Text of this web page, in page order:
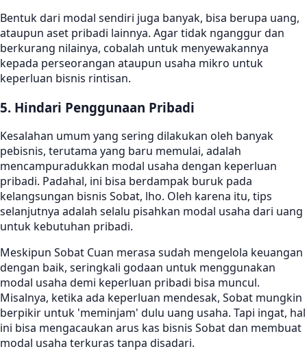
Bentuk dari modal sendiri juga banyak, bisa berupa uang,
ataupun aset pribadi lainnya. Agar tidak nganggur dan
berkurang nilainya, cobalah untuk menyewakannya
kepada perseorangan ataupun usaha mikro untuk
keperluan bisnis rintisan.
5. Hindari Penggunaan Pribadi
Kesalahan umum yang sering dilakukan oleh banyak
pebisnis, terutama yang baru memulai, adalah
mencampuradukkan modal usaha dengan keperluan
pribadi. Padahal, ini bisa berdampak buruk pada
kelangsungan bisnis Sobat, lho. Oleh karena itu, tips
selanjutnya adalah selalu pisahkan modal usaha dari uang
untuk kebutuhan pribadi.
Meskipun Sobat Cuan merasa sudah mengelola keuangan
dengan baik, seringkali godaan untuk menggunakan
modal usaha demi keperluan pribadi bisa muncul.
Misalnya, ketika ada keperluan mendesak, Sobat mungkin
berpikir untuk 'meminjam' dulu uang usaha. Tapi ingat, hal
ini bisa mengacaukan arus kas bisnis Sobat dan membuat
modal usaha terkuras tanpa disadari.